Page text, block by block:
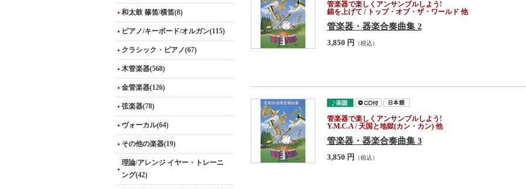
和太鼓 篠笛/横笛(8)
ピアノ/キーボード/オルガン(115)
クラシック・ピアノ(67)
木管楽器(568)
金管楽器(126)
弦楽器(78)
ヴォーカル(64)
その他の楽器(19)
理論/アレンジ イヤー・トレーニ
ング(42)
管楽器で楽しくアンサンブルしよう!
錨を上げて / トップ・オブ・ザ・ワールド 他
管楽器・器楽合奏曲集 2
3,850 円 （税込）
管楽器で楽しくアンサンブルしよう!
Y.M.C.A / 天国と地獄(カン・カン) 他
管楽器・器楽合奏曲集 3
3,850 円 （税込）